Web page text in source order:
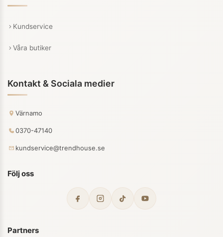
Kundservice
Våra butiker
Kontakt & Sociala medier
Värnamo
0370-47140
kundservice@trendhouse.se
Följ oss
Partners